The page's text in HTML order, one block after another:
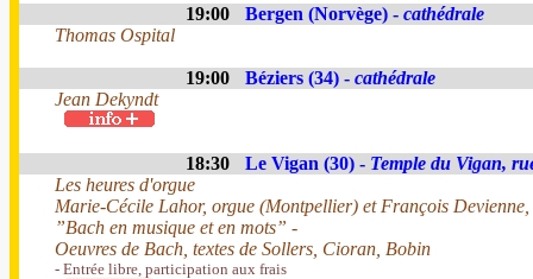
19:00 Bergen (Norvège) - cathédrale
Thomas Ospital
19:00 Béziers (34) - cathédrale
Jean Dekyndt
18:30 Le Vigan (30) - Temple du Vigan,
Les heures d'orgue
Marie-Cécile Lahor, orgue (Montpellier) et François Devienne,
”Bach en musique et en mots” -
Oeuvres de Bach, textes de Sollers, Cioran, Bobin
- Entrée libre, participation aux frais